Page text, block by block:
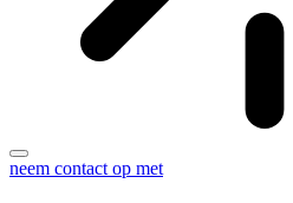
neem contact op met